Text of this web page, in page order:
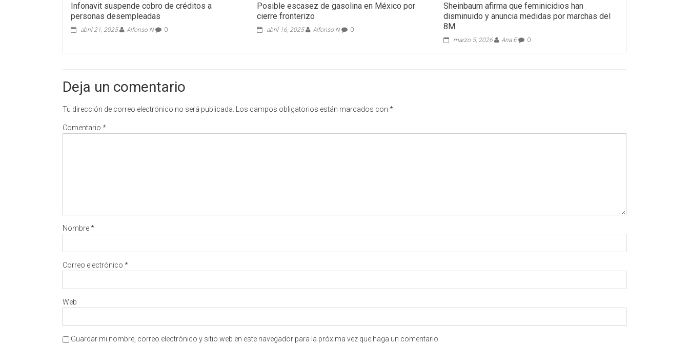
Infonavit suspende cobro de créditos a
personas desempleadas
abril 21, 2025 Alfonso N 0
Posible escasez de gasolina en México por
cierre fronterizo
abril 16, 2025 Alfonso N 0
Sheinbaum afirma que feminicidios han
disminuido y anuncia medidas por marchas del
8M
marzo 5, 2026 Ana E 0
Deja un comentario
Tu dirección de correo electrónico no será publicada. Los campos obligatorios están marcados con *
Comentario *
Nombre*
Correo electrónico *
Web
Guardar mi nombre, correo electrónico y sitio web en este navegador para la próxima vez que haga un comentario.